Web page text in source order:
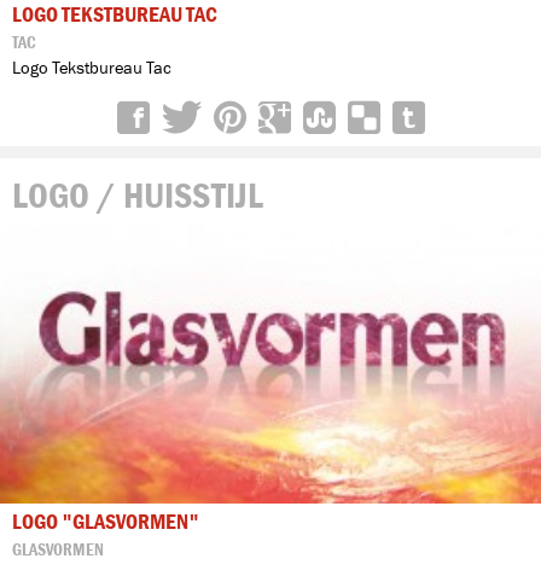
LOGO TEKSTBUREAU TAC
TAC
Logo Tekstbureau Tac
LOGO / HUISSTIJL
LOGO "GLASVORMEN"
GLASVORMEN